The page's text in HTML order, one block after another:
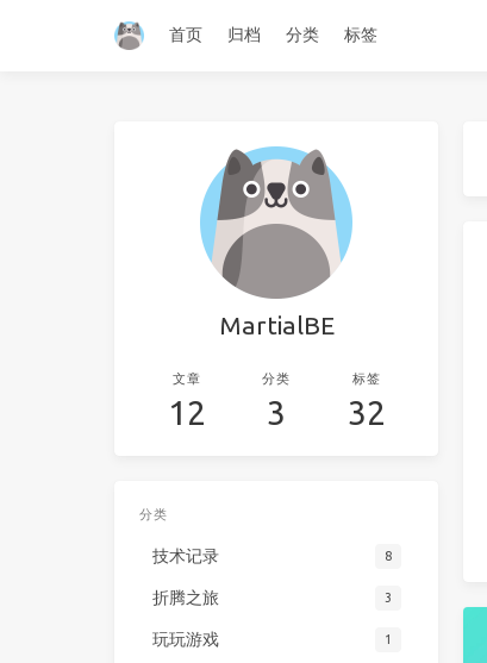
首页 归档 分类 标签
MartialBE
文章
12
分类
3
标签
32
分类
技术记录 8
折腾之旅 3
玩玩游戏 1